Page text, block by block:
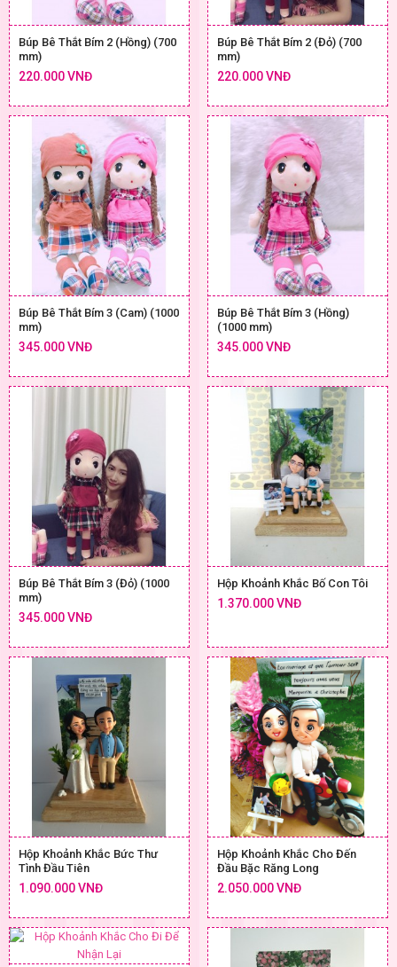
Búp Bê Thắt Bím 2 (Hồng) (700
mm)
220.000 VNĐ
Búp Bê Thắt Bím 2 (Đỏ) (700
mm)
220.000 VNĐ
Búp Bê Thắt Bím 3 (Cam) (1000
mm)
345.000 VNĐ
Búp Bê Thắt Bím 3 (Hồng)
(1000 mm)
345.000 VNĐ
Búp Bê Thắt Bím 3 (Đỏ) (1000
mm)
345.000 VNĐ
Hộp Khoảnh Khắc Bố Con Tôi
1.370.000 VNĐ
Hộp Khoảnh Khắc Bức Thư
Tình Đầu Tiên
1.090.000 VNĐ
Hộp Khoảnh Khắc Cho Đến
Đầu Bặc Răng Long
2.050.000 VNĐ